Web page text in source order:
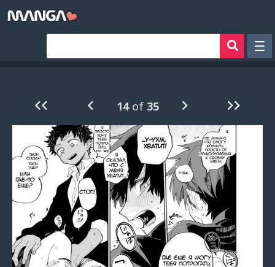
Аниме хентай
Сборники манги
Sign in
Register
14 of 35